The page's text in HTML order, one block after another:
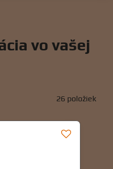
vo vašej
26 položiek